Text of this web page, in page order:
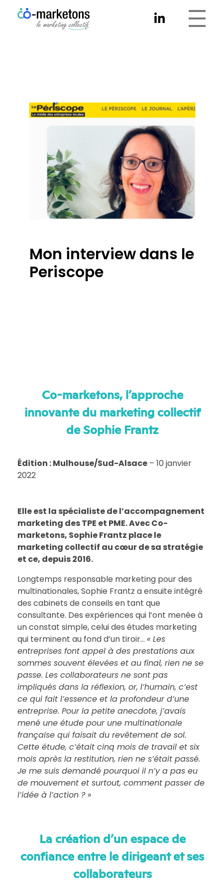
Mon interview dans le
Periscope
Co-marketons, l’approche
innovante du marketing collectif
de Sophie Frantz
Édition : Mulhouse/Sud-Alsace – 10 janvier
2022
Elle est la spécialiste de l’accompagnement
marketing des TPE et PME. Avec Co-
marketons, Sophie Frantz place le
marketing collectif au cœur de sa stratégie
et ce, depuis 2016.
Longtemps responsable marketing pour des
multinationales, Sophie Frantz a ensuite intégré
des cabinets de conseils en tant que
consultante. Des expériences qui l’ont menée à
un constat simple, celui des études marketing
qui terminent au fond d’un tiroir… « Les
entreprises font appel à des prestations aux
sommes souvent élevées et au final, rien ne se
passe. Les collaborateurs ne sont pas
impliqués dans la réflexion, or, l’humain, c’est
ce qui fait l’essence et la profondeur d’une
entreprise. Pour la petite anecdote, j’avais
mené une étude pour une multinationale
française qui faisait du revêtement de sol.
Cette étude, c’était cinq mois de travail et six
mois après la restitution, rien ne s’était passé.
Je me suis demandé pourquoi il n’y a pas eu
de mouvement et surtout, comment passer de
l’idée à l’action ? »
La création d’un espace de
confiance entre le dirigeant et ses
collaborateurs